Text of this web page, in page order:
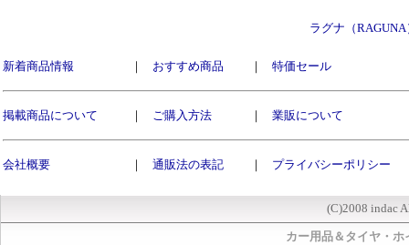
ラグナ（
新着商品情報 ｜ おすすめ商品 ｜ 特価セール
掲載商品について ｜ ご購入方法 ｜ 業販について
会社概要 ｜ 通販法の表記 ｜ プライバシーポリシー
(C)2008 indac
カー用品＆タイヤ・